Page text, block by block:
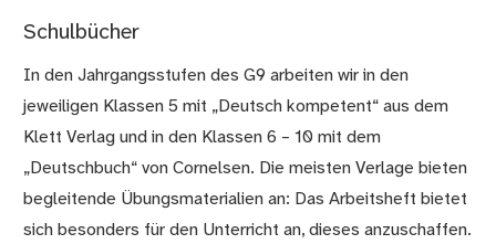
Schulbücher
In den Jahrgangsstufen des G9 arbeiten wir in den
jeweiligen Klassen 5 mit „Deutsch kompetent“ aus dem
Klett Verlag und in den Klassen 6 – 10 mit dem
„Deutschbuch“ von Cornelsen. Die meisten Verlage bieten
begleitende Übungsmaterialien an: Das Arbeitsheft bietet
sich besonders für den Unterricht an, dieses anzuschaffen.